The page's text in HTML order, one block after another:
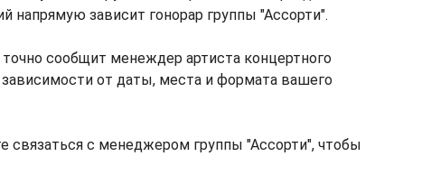
напрямую зависит гонорар группы "Ассорти".
сообщит менеждер артиста концертного
от даты, места и формата вашего
с менеджером группы "Ассорти", чтобы